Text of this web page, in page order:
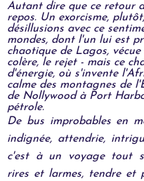
Autant dire que ce retour
repos. Un exorcisme,
désillusions avec ce
mondes, dont l'un lui est
chaotique de Lagos,
colère, le rejet - mais ce
d'énergie, où s'invente
calme des montagnes de
de Nollywood à Port
pétrole.
De bus improbables en
indignée, attendrie,
c'est à un voyage tout
rires et larmes, tendre et